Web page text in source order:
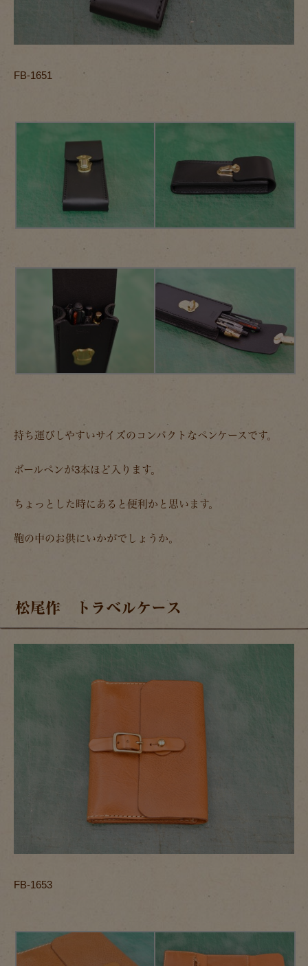
FB-1651
持ち運びしやすいサイズのコンパクトなペンケースです。
ボールペンが3本ほど入ります。
ちょっとした時にあると便利かと思います。
鞄の中のお供にいかがでしょうか。
松尾作 トラベルケース
FB-1653